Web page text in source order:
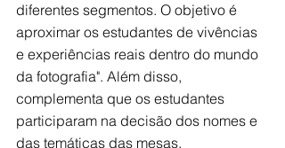
diferentes segmentos. O objetivo é
aproximar os estudantes de vivências
e experiências reais dentro do mundo
da fotografia". Além disso,
complementa que os estudantes
participaram na decisão dos nomes e
das temáticas das mesas.